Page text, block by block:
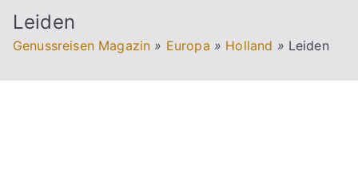
Leiden
Genussreisen Magazin » Europa » Holland » Leiden